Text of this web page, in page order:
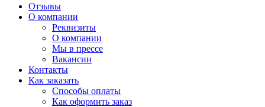
Отзывы
О компании
Реквизиты
О компании
Мы в прессе
Вакансии
Контакты
Как заказать
Способы оплаты
Как оформить заказ